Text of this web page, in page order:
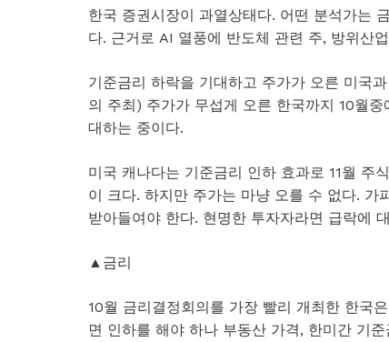
한국 증권시장이 과열상태다. 어떤 분석가는
다. 근거로 AI 열풍에 반도체 관련 주, 방위산
기준금리 하락을 기대하고 주가가 오른 미국
의 주최) 주가가 무섭게 오른 한국까지 10월
대하는 중이다.
미국 캐나다는 기준금리 인하 효과로 11월 주
이 크다. 하지만 주가는 마냥 오를 수 없다. 가
받아들여야 한다. 현명한 투자자라면 급락에
▲금리
10월 금리결정회의를 가장 빨리 개최한 한국
면 인하를 해야 하나 부동산 가격, 한미간 기